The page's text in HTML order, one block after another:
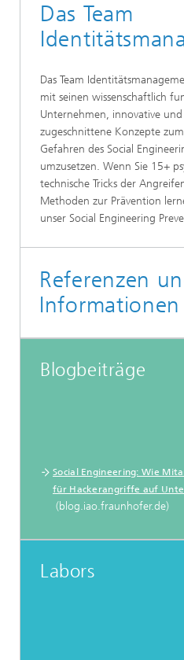
Das Team
Das Team
mit seinen wissenschaftlich
Unternehmen, innovative
zugeschnittene Konzepte
Gefahren des Social
umzusetzen. Wenn Sie 15+
technische Tricks der
Methoden zur Prävention
unser Social Engineering
Referenzen
Informationen
Blogbeiträge
Social Engineering: Wie
für Hackerangriffe auf
(blog.iao.fraunhofer.de)
Labors